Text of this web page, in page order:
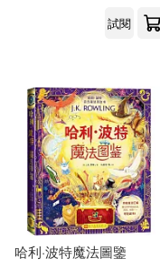
試閱
哈利·波特魔法圖鑒